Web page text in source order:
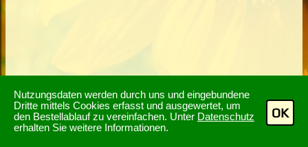
Nutzungsdaten werden durch uns und eingebundene
Dritte mittels Cookies erfasst und ausgewertet, um
den Bestellablauf zu vereinfachen. Unter Datenschutz
erhalten Sie weitere Informationen.
OK